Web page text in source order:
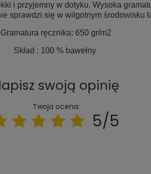
i przyjemny w dotyku. Wysoka
sprawdzi się w wilgotnym środowisku
Gramatura ręcznika: 650 gr/m2
Skład : 100 % bawełny
swoją opinię
Twoja ocena:
5/5